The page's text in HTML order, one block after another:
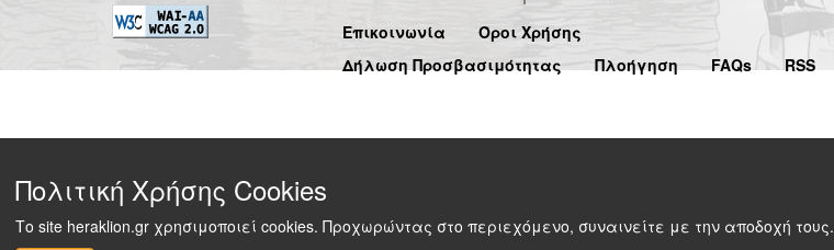
Επικοινωνία
Όροι Χρήσης
Δήλωση Προσβασιμότητας
Πλοήγηση FAQs RSS
Πολιτική Χρήσης Cookies
Το site heraklion.gr χρησιμοποιεί cookies. Προχωρώντας στο περιεχόμενο, συναινείτε με την αποδοχή τους.